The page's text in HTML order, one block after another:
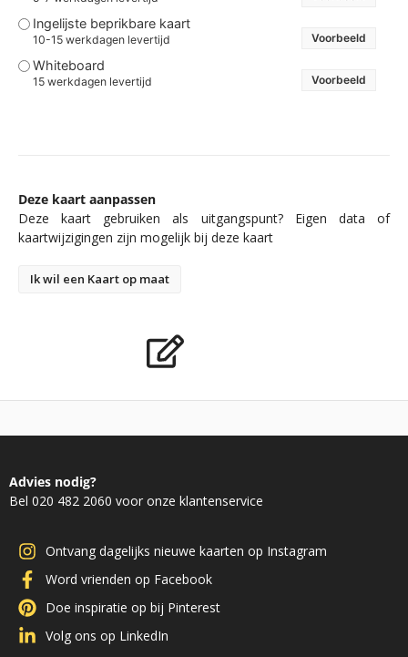
Ingelijste beprikbare kaart
10-15 werkdagen levertijd Voorbeeld
Whiteboard
15 werkdagen levertijd Voorbeeld
Deze kaart aanpassen
Deze kaart gebruiken als uitgangspunt? Eigen data of
kaartwijzigingen zijn mogelijk bij deze kaart
Ik wil een Kaart op maat
Advies nodig?
Bel 020 482 2060 voor onze klantenservice
Ontvang dagelijks nieuwe kaarten op Instagram
Word vrienden op Facebook
Doe inspiratie op bij Pinterest
Volg ons op LinkedIn